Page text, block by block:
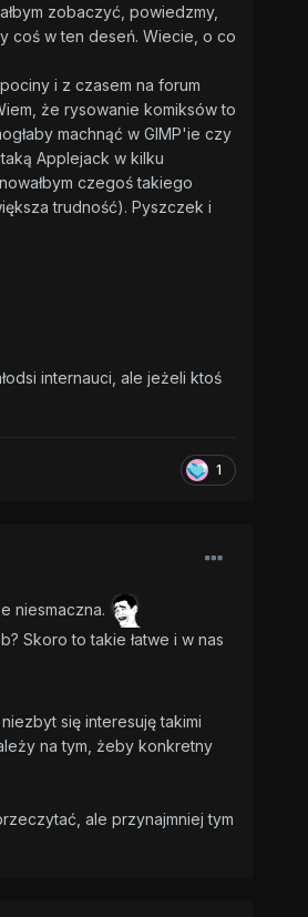
zobaczyć, powiedzmy,
coś w ten deseń. Wiecie, o co
i z czasem na forum
że rysowanie komiksów to
machnąć w GIMP'ie czy
Applejack w kilku
czegoś takiego
trudność). Pyszczek i
internauci, ale jeżeli ktoś
1
niesmaczna.
Skoro to takie łatwe i w nas
się interesuję takimi
na tym, żeby konkretny
ale przynajmniej tym